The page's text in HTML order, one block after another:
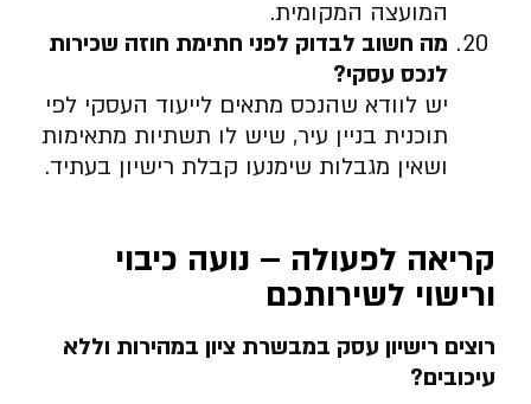
המועצה המקומית.
מה חשוב לבדוק לפני חתימת חוזה שכירות
לנכס עסקי?
יש לוודא שהנכס מתאים לייעוד העסקי לפי
תוכנית בניין עיר, שיש לו תשתיות מתאימות
ושאין מגבלות שימנעו קבלת רישיון בעתיד.
קריאה לפעולה – נועה כיבוי
ורישוי לשירותכם
רוצים רישיון עסק במבשרת ציון במהירות וללא
עיכובים?